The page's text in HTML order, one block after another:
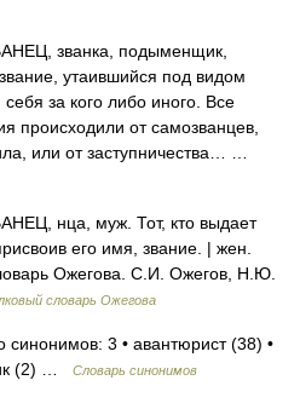
званка, подыменщик,
утаившийся под видом
за кого либо иного. Все
происходили от самозванцев,
или от заступничества… …
нца, муж. Тот, кто выдает
его имя, звание. | жен.
Ожегова. С.И. Ожегов, Н.Ю.
словарь Ожегова
3 • авантюрист (38) •
(2) …
Словарь синонимов